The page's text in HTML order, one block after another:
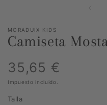
MORADUIX KIDS
Camiseta
Precio
habitual
35,65 €
Impuesto incluido.
Talla